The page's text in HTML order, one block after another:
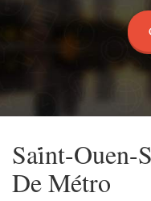
Sai̇̇nt-Ouen-
De Métro